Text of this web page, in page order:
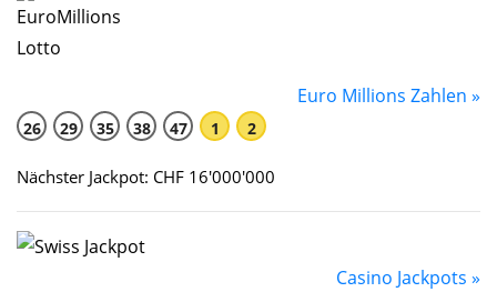
Euro Millions Zahlen »
26 29 35 38 47 1 2
Nächster Jackpot: CHF 16'000'000
Casino Jackpots »